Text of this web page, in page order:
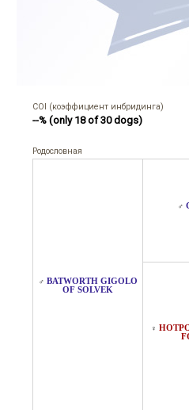
COI (коэффициент инбридинга)
--% (only 18 of 30 dogs)
Родословная
♂ BATWORTH GIGOLO
OF SOLVEK
♂
♀